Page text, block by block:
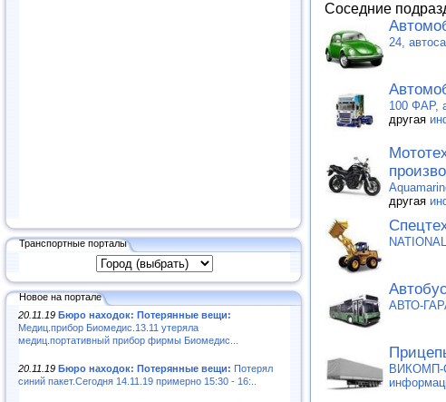
Транспортные порталы
Новое на портале
20.11.19 Бюро находок: Потерянные вещи:
Медиц.прибор Биомедис.13.11 утеряла
медиц.портативный прибор фирмы Биомедис...
20.11.19 Бюро находок: Потерянные вещи: Потерял
синий пакет.Сегодня 14.11.19 примерно 15:30 - 16:..
Соседние
24,
100 ФАР,
другая
другая
АВТО-